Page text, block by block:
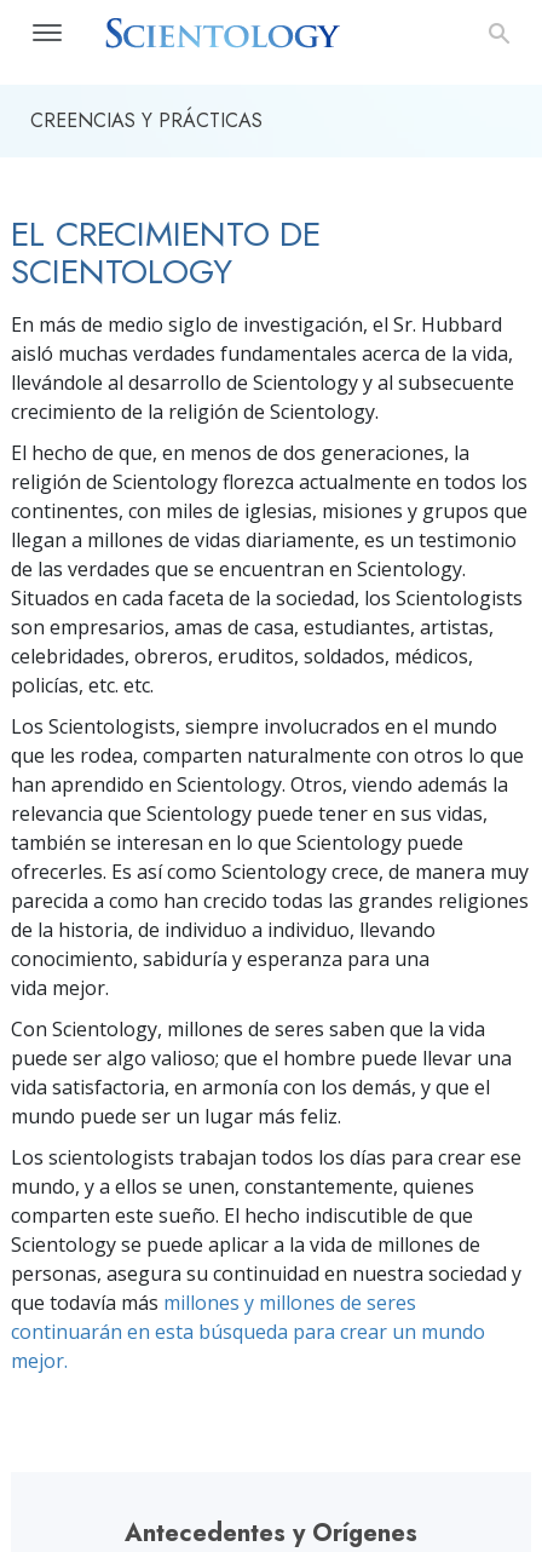
CREENCIAS Y PRÁCTICAS
EL CRECIMIENTO DE
SCIENTOLOGY
En más de medio siglo de investigación, el Sr. Hubbard
aisló muchas verdades fundamentales acerca de la vida,
llevándole al desarrollo de Scientology y al subsecuente
crecimiento de la religión de Scientology.
El hecho de que, en menos de dos generaciones, la
religión de Scientology florezca actualmente en todos los
continentes, con miles de iglesias, misiones y grupos que
llegan a millones de vidas diariamente, es un testimonio
de las verdades que se encuentran en Scientology.
Situados en cada faceta de la sociedad, los Scientologists
son empresarios, amas de casa, estudiantes, artistas,
celebridades, obreros, eruditos, soldados, médicos,
policías, etc. etc.
Los Scientologists, siempre involucrados en el mundo
que les rodea, comparten naturalmente con otros lo que
han aprendido en Scientology. Otros, viendo además la
relevancia que Scientology puede tener en sus vidas,
también se interesan en lo que Scientology puede
ofrecerles. Es así como Scientology crece, de manera muy
parecida a como han crecido todas las grandes religiones
de la historia, de individuo a individuo, llevando
conocimiento, sabiduría y esperanza para una
vida mejor.
Con Scientology, millones de seres saben que la vida
puede ser algo valioso; que el hombre puede llevar una
vida satisfactoria, en armonía con los demás, y que el
mundo puede ser un lugar más feliz.
Los scientologists trabajan todos los días para crear ese
mundo, y a ellos se unen, constantemente, quienes
comparten este sueño. El hecho indiscutible de que
Scientology se puede aplicar a la vida de millones de
personas, asegura su continuidad en nuestra sociedad y
que todavía más millones y millones de seres
continuarán en esta búsqueda para crear un mundo
mejor.
Antecedentes y Orígenes